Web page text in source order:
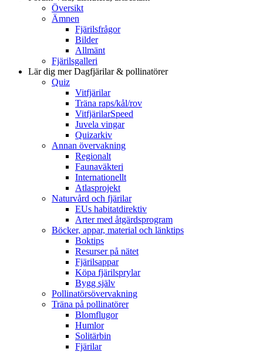
Översikt
Ämnen
Fjärilsfrågor
Bilder
Allmänt
Fjärilsgalleri
Lär dig merDagfjärilar & pollinatörer
Quiz
Vitfjärilar
Träna raps/kål/rov
VitfjärilarSpeed
Juvela vingar
Quizarkiv
Annan övervakning
Regionalt
Faunaväkteri
Internationellt
Atlasprojekt
Naturvård och fjärilar
EUs habitatdirektiv
Arter med åtgärdsprogram
Böcker, appar, material och länktips
Boktips
Resurser på nätet
Fjärilsappar
Köpa fjärilsprylar
Bygg själv
Pollinatörsövervakning
Träna på pollinatörer
Blomflugor
Humlor
Solitärbin
Fjärilar